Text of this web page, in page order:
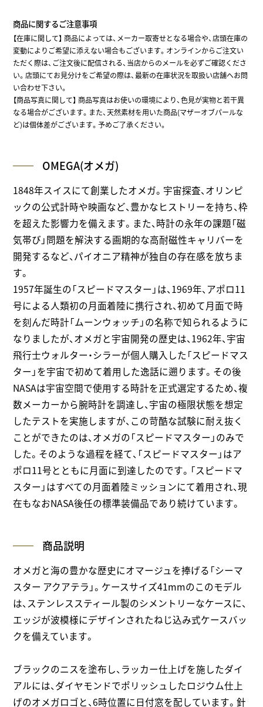
商品に関するご注意事項
【在庫に関して】商品によっては、メーカー取寄せとなる場合や、店頭在庫の
変動によりご希望に添えない場合もございます。オンラインからご注文い
ただく際は、ご注文後に配信される、当店からのメールを必ずご確認くださ
い。店頭にてお見分けをご希望の際は、最新の在庫状況を取扱い店舗へお問
い合わせ下さい。
【商品写真に関して】 商品写真はお使いの環境により、色見が実物と若干異
なる場合がございます。また、天然素材を用いた商品(マザーオブパールな
ど)は個体差がございます。予めご了承ください。
OMEGA(オメガ)
1848年スイスにて創業したオメガ。宇宙探査、オリンピ
ックの公式計時や映画など、豊かなヒストリーを持ち、枠
を超えた影響力を備えます。また、時計の永年の課題「磁
気帯び」問題を解決する画期的な高耐磁性キャリバーを
開発するなど、パイオニア精神が独自の存在感を放ちま
す。
1957年誕生の「スピードマスター」は、1969年、アポロ11
号による人類初の月面着陸に携行され、初めて月面で時
を刻んだ時計「ムーンウォッチ」の名称で知られるように
なりましたが、オメガと宇宙開発の歴史は、1962年、宇宙
飛行士ウォルター・シラーが個人購入した「スピードマス
ター」を宇宙で初めて着用した逸話に遡ります。その後
NASAは宇宙空間で使用する時計を正式選定するため、複
数メーカーから腕時計を調達し、宇宙の極限状態を想定
したテストを実施しますが、この苛酷な試験に耐え抜く
ことができたのは、オメガの「スピードマスター」のみで
した。そのような過程を経て、「スピードマスター」はア
ポロ11号とともに月面に到達したのです。「スピードマ
スター」はすべての月面着陸ミッションにて着用され、現
在もなおNASA後任の標準装備品であり続けています。
商品説明
オメガと海の豊かな歴史にオマージュを捧げる「シーマ
スター アクアテラ」。ケースサイズ41mmのこのモデル
は、ステンレススティール製のシメントリーなケースに、
エッジが波模様にデザインされたねじ込み式ケースバッ
クを備えています。
ブラックのニスを塗布し、ラッカー仕上げを施したダイ
アルには、ダイヤモンドでポリッシュしたロジウム仕上
げのオメガロゴと、6時位置に日付窓を配しています。針